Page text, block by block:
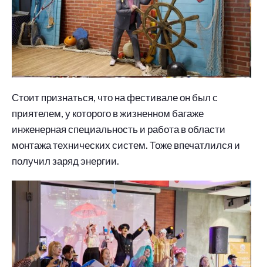
Стоит признаться, что на фестивале он был с
приятелем, у которого в жизненном багаже
инженерная специальность и работа в области
монтажа технических систем. Тоже впечатлился и
получил заряд энергии.